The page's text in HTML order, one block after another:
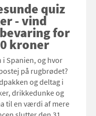
quiz
- vind
for
kroner
Spanien, og hvor
på rugbrødet?
og deltag i
drikkedunke og
til en værdi af mere